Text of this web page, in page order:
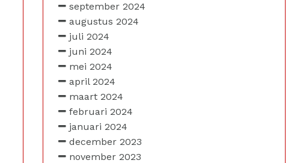
september 2024
augustus 2024
juli 2024
juni 2024
mei 2024
april 2024
maart 2024
februari 2024
januari 2024
december 2023
november 2023